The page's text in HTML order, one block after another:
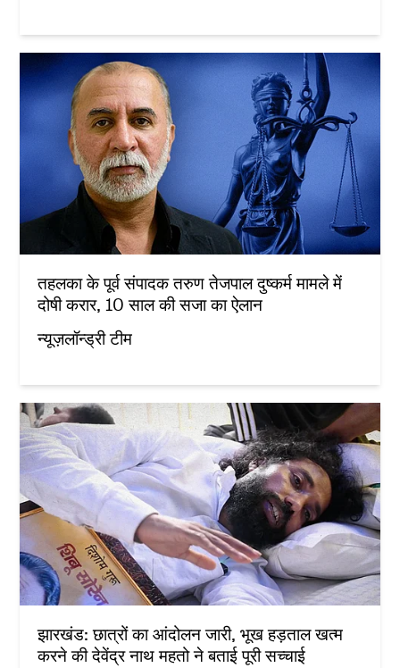
तहलका के पूर्व संपादक तरुण तेजपाल दुष्कर्म मामले में
दोषी करार, 10 साल की सजा का ऐलान
न्यूज़लॉन्ड्री टीम
झारखंड: छात्रों का आंदोलन जारी, भूख हड़ताल खत्म
करने की देवेंद्र नाथ महतो ने बताई पूरी सच्चाई